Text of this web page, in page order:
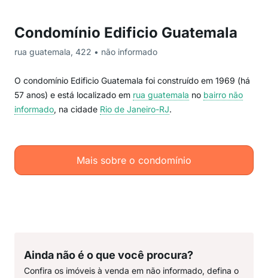
Condomínio Edificio Guatemala
rua guatemala, 422 • não informado
O condomínio Edificio Guatemala foi construído em 1969 (há
57 anos) e está localizado em rua guatemala no bairro não
informado, na cidade Rio de Janeiro-RJ.
Mais sobre o condomínio
Ainda não é o que você procura?
Confira os imóveis à venda em não informado, defina o